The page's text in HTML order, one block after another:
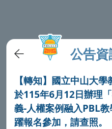
公告
【轉知】國立中山大
於115年6月12日辦理
義-人權案例融入PBL
躍報名參加，請查照。